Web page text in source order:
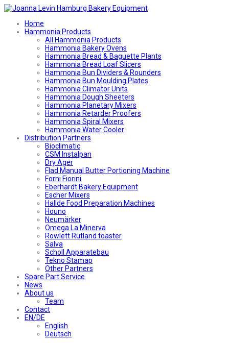
Home
Hammonia Products
All Hammonia Products
Hammonia Bakery Ovens
Hammonia Bread & Baguette Plants
Hammonia Bread Loaf Slicers
Hammonia Bun Dividers & Rounders
Hammonia Bun Moulding Plates
Hammonia Climator Units
Hammonia Dough Sheeters
Hammonia Planetary Mixers
Hammonia Retarder Proofers
Hammonia Spiral Mixers
Hammonia Water Cooler
Distribution Partners
Bioclimatic
CSM Instalpan
Dry Ager
Flad Manual Butter Portioning Machine
Forni Fiorini
Eberhardt Bakery Equipment
Escher Mixers
Hallde Food Preparation Machines
Houno
Neumärker
Omega La Minerva
Rowlett Rutland toaster
Salva
Scholl Apparatebau
Tekno Stamap
Other Partners
Spare Part Service
News
About us
Team
Contact
EN/DE
English
Deutsch